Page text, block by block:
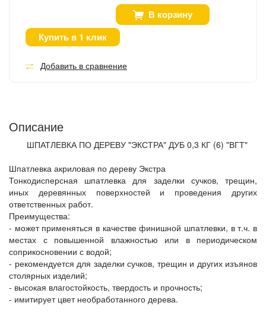
В корзину
Купить в 1 клик
Добавить в сравнение
Описание
ШПАТЛЕВКА ПО ДЕРЕВУ "ЭКСТРА" ДУБ 0,3 КГ (6) "ВГТ"
Шпатлевка акриловая по дереву Экстра
Тонкодисперсная шпатлевка для заделки сучков, трещин,
иных деревянных поверхностей и проведения других
ответственных работ.
Преимущества:
- может применяться в качестве финишной шпатлевки, в т.ч. в
местах с повышенной влажностью или в периодическом
соприкосновении с водой;
- рекомендуется для заделки сучков, трещин и других изъянов
столярных изделий;
- высокая влагостойкость, твердость и прочность;
- имитирует цвет необработанного дерева.